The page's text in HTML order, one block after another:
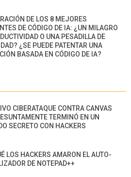
DE LOS 8 MEJORES
DE CÓDIGO DE IA: ¿UN MILAGRO
O UNA PESADILLA DE
¿SE PUEDE PATENTAR UNA
BASADA EN CÓDIGO DE IA?
CIBERATAQUE CONTRA CANVAS
TERMINÓ EN UN
SECRETO CON HACKERS
LOS HACKERS AMARON EL AUTO-
DE NOTEPAD++